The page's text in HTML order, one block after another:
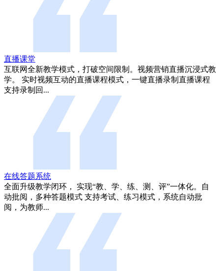
直播课堂
互联网全新教学模式，打破空间限制。视频营销直播沉浸式教
学。 实时视频互动的直播课程模式，一键直播录制直播课程
支持录制回...
在线答题系统
全面升级教学闭环， 实现“教、学、练、测、评”一体化。自
动批阅，多种答题模式 支持考试、练习模式，系统自动批
阅，为教师...